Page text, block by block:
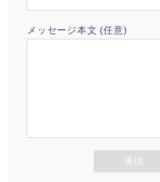
メッセージ本文 (任意)